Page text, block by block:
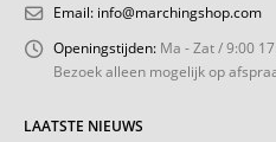
Email: info@marchingshop.com
Openingstijden: Ma - Zat / 9:00
Bezoek alleen mogelijk op
LAATSTE NIEUWS